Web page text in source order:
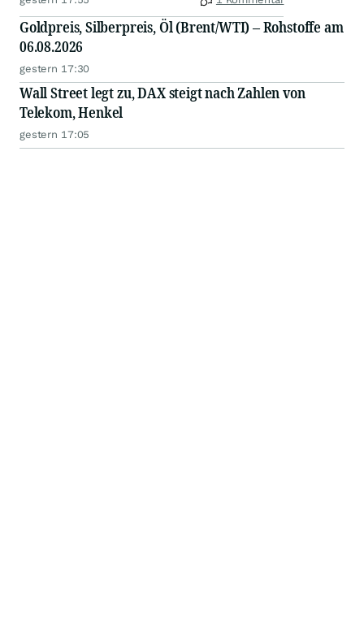
Goldpreis, Silberpreis, Öl (Brent/WTI) – Rohstoffe am
06.08.2026
gestern 17:30
Wall Street legt zu, DAX steigt nach Zahlen von
Telekom, Henkel
gestern 17:05